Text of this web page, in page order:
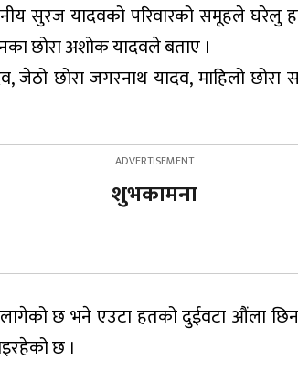
सुरज यादवको परिवारको समूहले
छोरा अशोक यादवले बताए ।
जेठो छोरा जगरनाथ यादव, माहिलो
शुभकामना
लागेको छ भने एउटा हतको दुईवटा औंला
छ ।